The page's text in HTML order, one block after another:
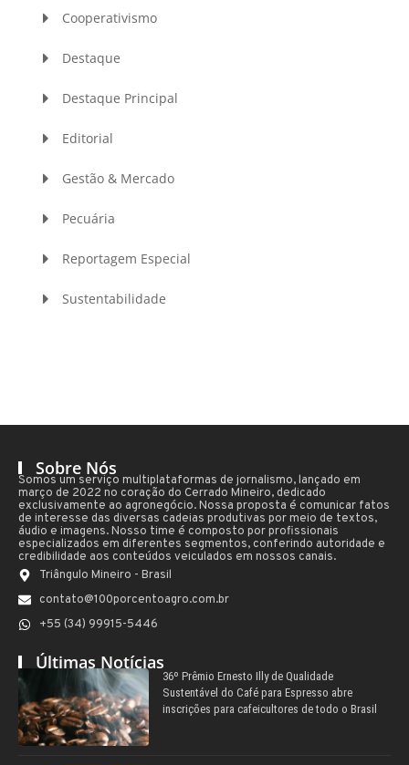
Cooperativismo
Destaque
Destaque Principal
Editorial
Gestão & Mercado
Pecuária
Reportagem Especial
Sustentabilidade
Sobre Nós
Somos um serviço multiplataformas de jornalismo, lançado em
março de 2022 no coração do Cerrado Mineiro, dedicado
exclusivamente ao agronegócio. Nossa proposta é comunicar fatos
de interesse das diversas cadeias produtivas por meio de textos,
áudio e imagens. Nosso time é composto por profissionais
especializados em diferentes segmentos, conferindo autoridade e
credibilidade aos conteúdos veiculados em nossos canais.
Triângulo Mineiro - Brasil
contato@100porcentoagro.com.br
+55 (34) 99915-5446
Últimas Notícias
36º Prêmio Ernesto Illy de Qualidade
Sustentável do Café para Espresso abre
inscrições para cafeicultores de todo o Brasil